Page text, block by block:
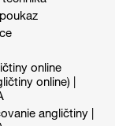
online
online) |
angličtiny |